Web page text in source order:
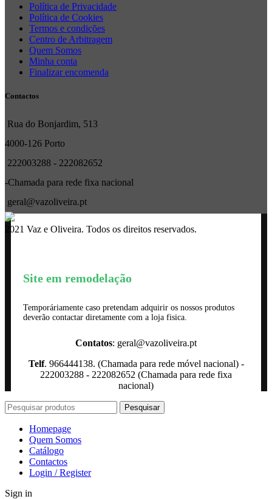
Política de Privacidade
Política de Cookies
Termos e condições
Centro de Arbitragem
Quem Somos
Minha conta
Finalizar encomenda
Contactos
Rua do Bonjardim, 513
4000-126 Porto
222003288 - 222082652
-Chamada para rede fixa nacional
geral@vazoliveira.pt
2021 Vaz e Oliveira. Todos os direitos reservados.
Site em remodelação
Temporáriamente caso pretendam adquirir os nossos produtos
deverão contactar diretamente com a loja fisica.
Contatos: geral@vazoliveira.pt
Telf. 966444138. (Chamada para rede móvel nacional) -
222003288 - 222082652 (Chamada para rede fixa
nacional)
Pesquisar
Homepage
Quem Somos
Catálogo
Contactos
Login / Register
Sign in